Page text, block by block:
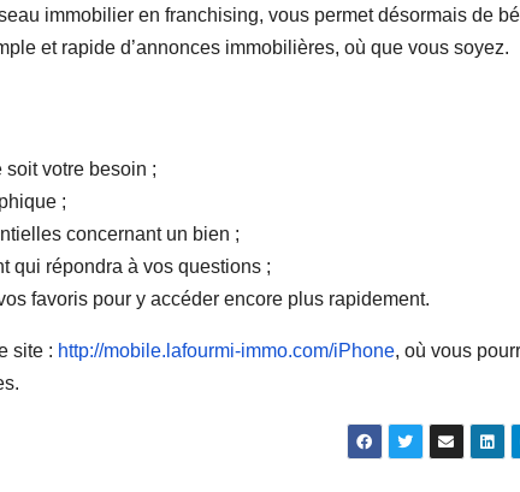
immobilier en franchising, vous permet désormais de
et rapide d’annonces immobilières, où que vous soyez.
soit votre besoin ;
;
concernant un bien ;
qui répondra à vos questions ;
favoris pour y accéder encore plus rapidement.
site : http://mobile.lafourmi-immo.com/iPhone, où vous